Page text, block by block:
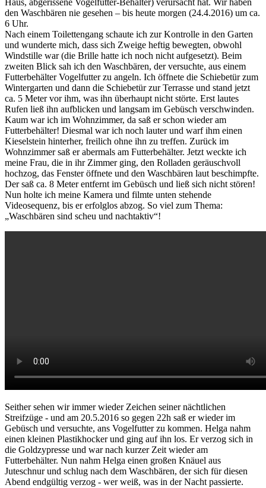
Haus, abgerissene Vogelfutter-Behälter) verursacht hat. Wir haben
den Waschbären nie gesehen – bis heute morgen (24.4.2016) um ca.
6 Uhr.
Nach einem Toilettengang schaute ich zur Kontrolle in den Garten
und wunderte mich, dass sich Zweige heftig bewegten, obwohl
Windstille war (die Brille hatte ich noch nicht aufgesetzt). Beim
zweiten Blick sah ich den Waschbären, der versuchte, aus einem
Futterbehälter Vogelfutter zu angeln. Ich öffnete die Schiebetür zum
Wintergarten und dann die Schiebetür zur Terrasse und stand jetzt
ca. 5 Meter vor ihm, was ihn überhaupt nicht störte. Erst lautes
Rufen ließ ihn aufblicken und langsam im Gebüsch verschwinden.
Kaum war ich im Wohnzimmer, da saß er schon wieder am
Futterbehälter! Diesmal war ich noch lauter und warf ihm einen
Kieselstein hinterher, freilich ohne ihn zu treffen. Zurück im
Wohnzimmer saß er abermals am Futterbehälter. Jetzt weckte ich
meine Frau, die in ihr Zimmer ging, den Rolladen geräuschvoll
hochzog, das Fenster öffnete und den Waschbären laut beschimpfte.
Der saß ca. 8 Meter entfernt im Gebüsch und ließ sich nicht stören!
Nun holte ich meine Kamera und filmte unten stehende
Videosequenz, bis er erfolglos abzog. So viel zum Thema:
„Waschbären sind scheu und nachtaktiv“!
Seither sehen wir immer wieder Zeichen seiner nächtlichen
Streifzüge - und am 20.5.2016 so gegen 22h saß er wieder im
Gebüsch und versuchte, ans Vogelfutter zu kommen. Helga nahm
einen kleinen Plastikhocker und ging auf ihn los. Er verzog sich in
die Goldzypresse und war nach kurzer Zeit wieder am
Futterbehälter. Nun nahm Helga einen großen Knäuel aus
Juteschnur und schlug nach dem Waschbären, der sich für diesen
Abend endgültig verzog - wer weiß, was in der Nacht passierte.